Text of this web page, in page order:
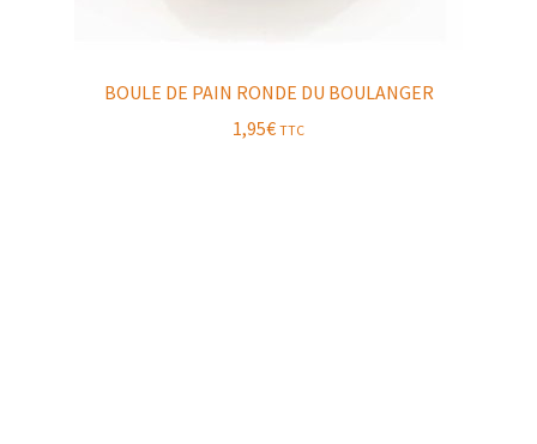
BOULE DE PAIN RONDE DU BOULANGER
1,95€ TTC